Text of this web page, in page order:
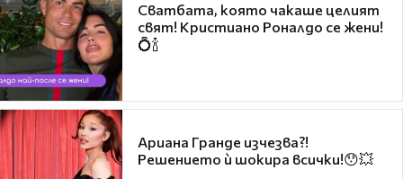
Сватбата, която чакаше целият
свят! Кристиано Роналдо се жени!
💍🍾
Ариана Гранде изчезва?!
Решението ѝ шокира всички!😯💥